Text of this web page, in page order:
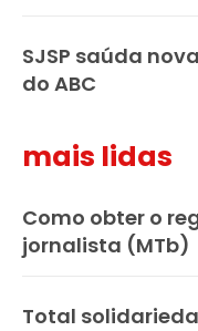
SJSP saúda
do ABC
mais lidas
Como obter o
jornalista (MTb)
Total